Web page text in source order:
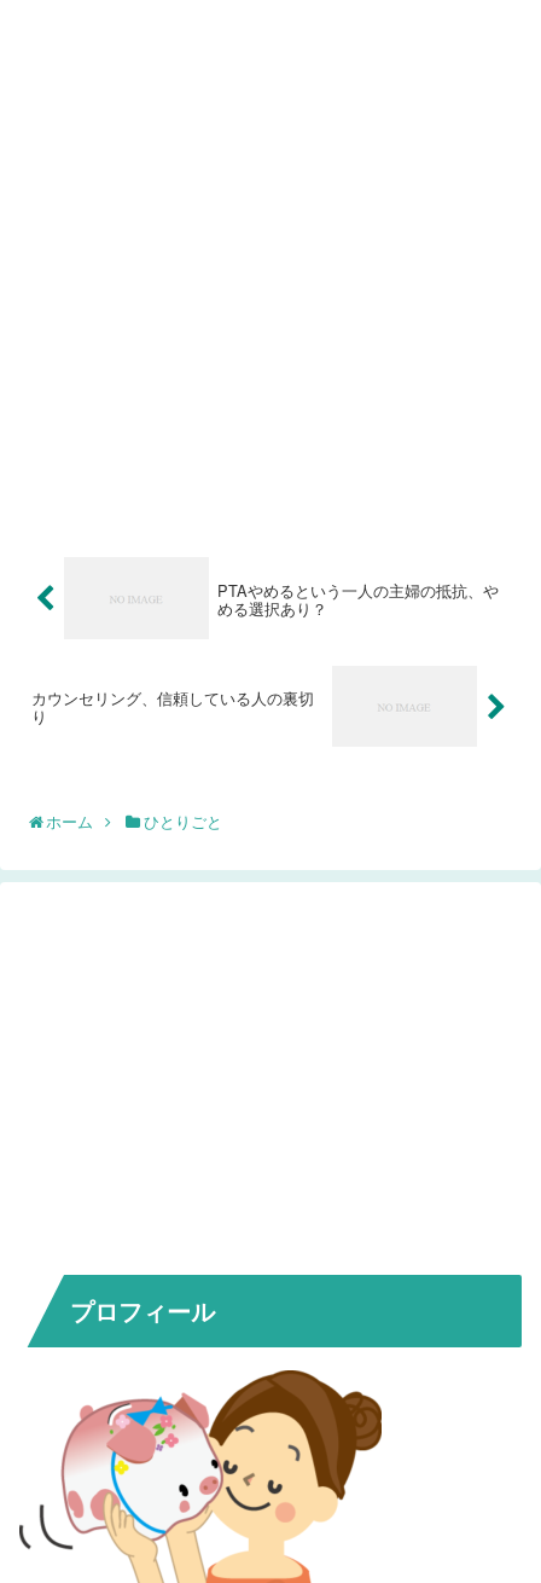
PTAやめるという一人の主婦の抵抗、や
める選択あり？
カウンセリング、信頼している人の裏切
り
ホーム ひとりごと
プロフィール